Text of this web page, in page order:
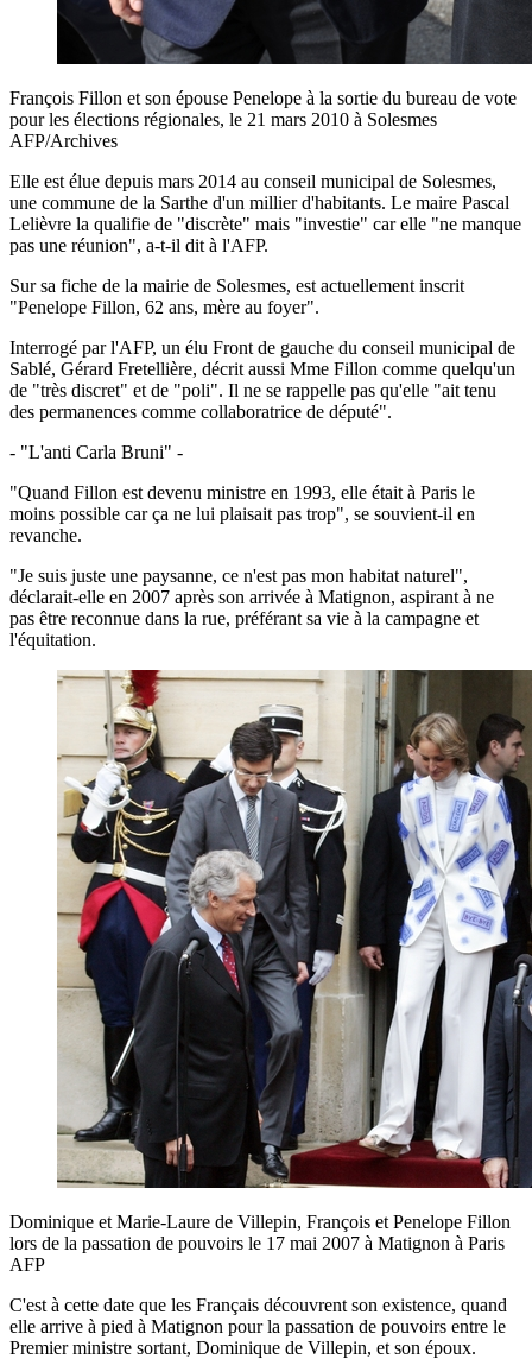
François Fillon et son épouse Penelope à la sortie du bureau de vote
pour les élections régionales, le 21 mars 2010 à Solesmes
AFP/Archives
Elle est élue depuis mars 2014 au conseil municipal de Solesmes,
une commune de la Sarthe d'un millier d'habitants. Le maire Pascal
Lelièvre la qualifie de "discrète" mais "investie" car elle "ne manque
pas une réunion", a-t-il dit à l'AFP.
Sur sa fiche de la mairie de Solesmes, est actuellement inscrit
"Penelope Fillon, 62 ans, mère au foyer".
Interrogé par l'AFP, un élu Front de gauche du conseil municipal de
Sablé, Gérard Fretellière, décrit aussi Mme Fillon comme quelqu'un
de "très discret" et de "poli". Il ne se rappelle pas qu'elle "ait tenu
des permanences comme collaboratrice de député".
- "L'anti Carla Bruni" -
"Quand Fillon est devenu ministre en 1993, elle était à Paris le
moins possible car ça ne lui plaisait pas trop", se souvient-il en
revanche.
"Je suis juste une paysanne, ce n'est pas mon habitat naturel",
déclarait-elle en 2007 après son arrivée à Matignon, aspirant à ne
pas être reconnue dans la rue, préférant sa vie à la campagne et
l'équitation.
Dominique et Marie-Laure de Villepin, François et Penelope Fillon
lors de la passation de pouvoirs le 17 mai 2007 à Matignon à Paris
AFP
C'est à cette date que les Français découvrent son existence, quand
elle arrive à pied à Matignon pour la passation de pouvoirs entre le
Premier ministre sortant, Dominique de Villepin, et son époux.